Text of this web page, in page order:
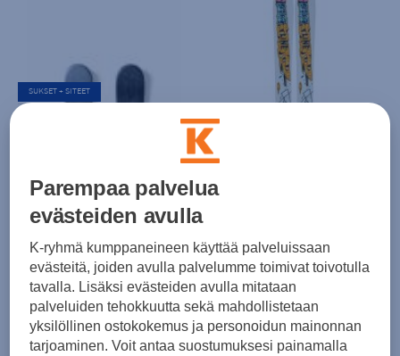
SUKSET + SITEET
299,00 €
Line
299,00 €
Parempaa palvelua
evästeiden avulla
K-ryhmä kumppaneineen käyttää palveluissaan
evästeitä, joiden avulla palvelumme toimivat toivotulla
tavalla. Lisäksi evästeiden avulla mitataan
palveluiden tehokkuutta sekä mahdollistetaan
yksilöllinen ostokokemus ja personoidun mainonnan
tarjoaminen. Voit antaa suostumuksesi painamalla